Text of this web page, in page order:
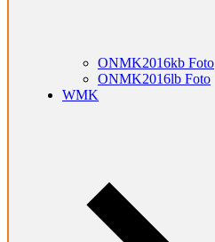
ONMK2016kb Foto
ONMK2016lb Foto
WMK